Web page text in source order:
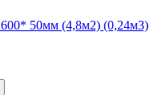
50мм (4,8м2) (0,24м3)